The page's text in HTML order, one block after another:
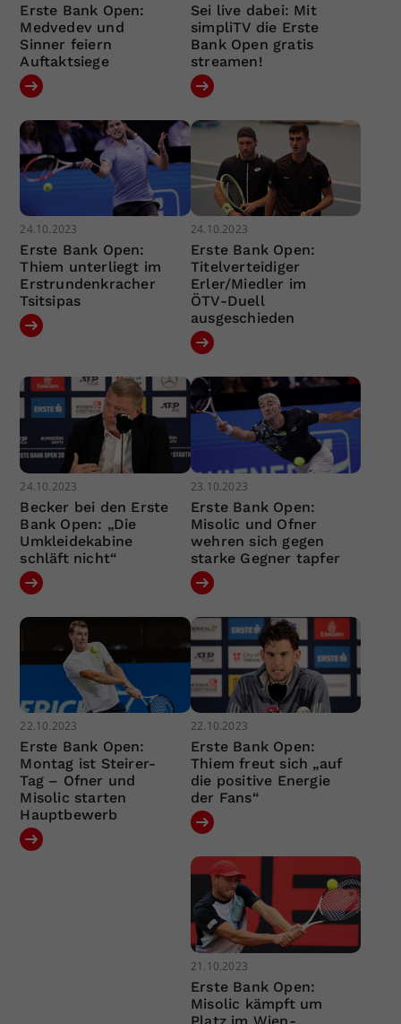
Erste Bank Open:
Medvedev und
Sinner feiern
Auftaktsiege
Sei live dabei: Mit
simpliTV die Erste
Bank Open gratis
streamen!
24.10.2023
Erste Bank Open:
Thiem unterliegt im
Erstrundenkracher
Tsitsipas
24.10.2023
Erste Bank Open:
Titelverteidiger
Erler/Miedler im
ÖTV-Duell
ausgeschieden
24.10.2023
Becker bei den Erste
Bank Open: „Die
Umkleidekabine
schläft nicht“
23.10.2023
Erste Bank Open:
Misolic und Ofner
wehren sich gegen
starke Gegner tapfer
22.10.2023
Erste Bank Open:
Montag ist Steirer-
Tag – Ofner und
Misolic starten
Hauptbewerb
22.10.2023
Erste Bank Open:
Thiem freut sich „auf
die positive Energie
der Fans“
21.10.2023
Erste Bank Open:
Misolic kämpft um